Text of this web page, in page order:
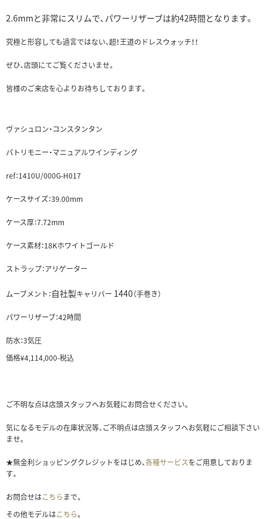
2.6mmと非常にスリムで、パワーリザーブは約42時間となります。
究極と形容しても過言ではない、超！王道のドレスウォッチ！！
ぜひ、店頭にてご覧くださいませ。
皆様のご来店を心よりお待ちしております。
ヴァシュロン・コンスタンタン
パトリモニー・マニュアルワインディング
ref：1410U/000G-H017
ケースサイズ：39.00mm
ケース厚：7.72mm
ケース素材：18Kホワイトゴールド
ストラップ：アリゲーター
ムーブメント：自社製キャリバー 1440（手巻き）
パワーリザーブ：42時間
防水：3気圧
価格¥4,114,000-税込
ご不明な点は店頭スタッフへお気軽にお問合せください。
気になるモデルの在庫状況等、ご不明点は店頭スタッフへお気軽にご相談下さい
ませ。
★無金利ショッピングクレジットをはじめ、各種サービスをご用意しておりま
す。
お問合せはこちら まで。
その他モデルはこちら。